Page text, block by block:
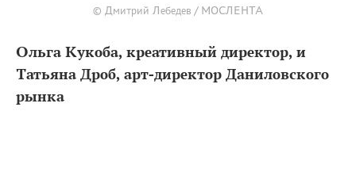
© Дмитрий Лебедев / МОСЛЕНТА
Ольга Кукоба, креативный директор, и
Татьяна Дроб, арт-директор Даниловского
рынка